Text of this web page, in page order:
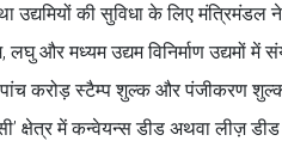
उद्यमियों की सुविधा के लिए
लघु और मध्यम उद्यम विनिर्माण उद्यमों
पांच करोड़ स्टैम्प शुल्क और पंजीकरण
क्षेत्र में कन्वेयन्स डीड अथवा लीज़